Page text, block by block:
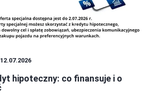
12.07.2026
hipoteczny: co finansuje i o